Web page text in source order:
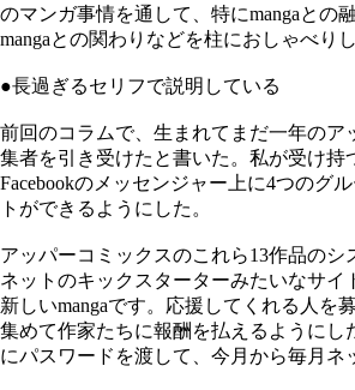
のマンガ事情を通して、特にmangaとの
mangaとの関わりなどを柱におしゃべり
●長過ぎるセリフで説明している
前回のコラムで、生まれてまだ一年のア
集者を引き受けたと書いた。私が受け持
Facebookのメッセンジャー上に4つのグ
トができるようにした。
アッパーコミックスのこれら13作品のシ
ネットのキックスターターみたいなサイ
新しいmangaです。応援してくれる人を
集めて作家たちに報酬を払えるようにし
にパスワードを渡して、今月から毎月ネ